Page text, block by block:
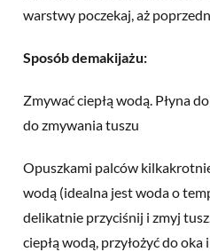
warstwy poczekaj, aż
Sposób demakijażu:
Zmywać ciepłą wodą. Płyna
do zmywania tuszu
Opuszkami palców
wodą (idealna jest woda o
delikatnie przyciśnij i zmyj
ciepłą wodą, przyłożyć do